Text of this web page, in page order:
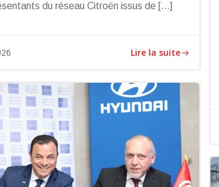
du réseau Citroën issus de […]
Lire la suite